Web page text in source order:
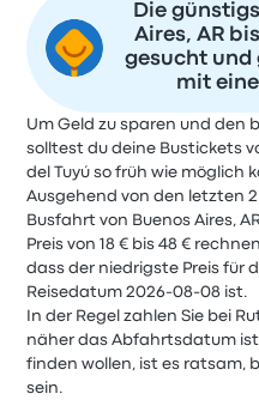
Die
Aires, AR
gesucht und
mit
Um Geld zu sparen und den
solltest du deine Bustickets
del Tuyú so früh wie möglich
Ausgehend von den letzten
Busfahrt von Buenos Aires,
Preis von 18 € bis 48 €
dass der niedrigste Preis für
Reisedatum 2026-08-08 ist.
In der Regel zahlen Sie bei
näher das Abfahrtsdatum
finden wollen, ist es ratsam,
sein.